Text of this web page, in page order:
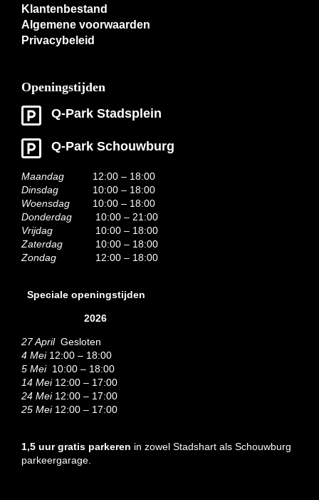
Klantenbestand
Algemene voorwaarden
Privacybeleid
Openingstijden
Q-Park Stadsplein
Q-Park Schouwburg
Maandag
12:00 – 18:00
Dinsdag
10:00 – 18:00
Woensdag
10:00 – 18:00
Donderdag
10:00 – 21:00
Vrijdag
10:00 – 18:00
Zaterdag
10:00 – 18:00
Zondag
12:00 – 18:00
Speciale openingstijden
2026
27 AprilGesloten
4 Mei12:00 – 18:00
5 Mei10:00 – 18:00
14 Mei12:00 – 17:00
24 Mei12:00 – 17:00
25 Mei 12:00 – 17:00
1,5 uur gratis parkeren in zowel Stadshart als Schouwburg
parkeergarage.